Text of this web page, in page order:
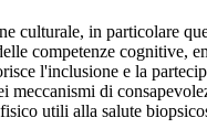
culturale, in particolare
competenze cognitive,
l'inclusione e la
meccanismi di
utili alla salute